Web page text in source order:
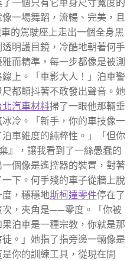
一個只有它車身尺寸寬度的
一場舞蹈，流暢、完美，且
的駕駛座上走出一個全身黑
明護目鏡，冷酷地朝著何手
而精準，每一步都像是被測
上。「車影大人！」泊車警
都顫抖著不敢發出聲音。她
北汽車材料掃了一眼他那輛垂
冷。「新手，你的車技像一
車維度的純粹性。」「但你
』，讓我看到了一絲愚蠢的
個像是遙控器的裝置，對著
下。何手殘的車子從牆上脫
，穩穩地斯柯達零件停在了
，夾角是——零度。「你被
泊車是一種宗教，你就是那
。」她指了指旁邊一輛像是
你的訓練工具，從現在開